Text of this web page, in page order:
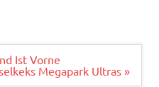
Ist Vorne
Megapark Ultras »